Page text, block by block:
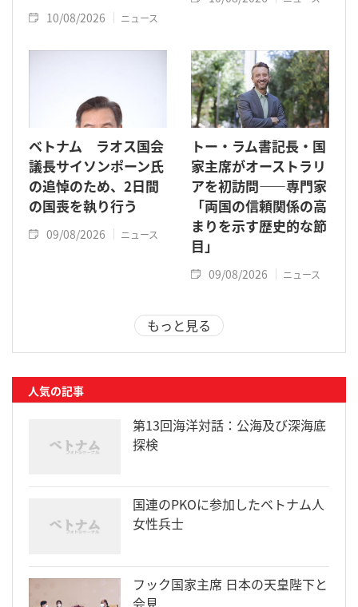
10/08/2026 ニュース
ベトナム ラオス国会
議長サイソンポーン氏
の追悼のため、2日間
の国喪を執り行う
09/08/2026 ニュース
トー・ラム書記長・国
家主席がオーストラリ
アを初訪問――専門家
「両国の信頼関係の高
まりを示す歴史的な節
目」
09/08/2026 ニュース
もっと見る
人気の記事
第13回海洋対話：公海及び深海底
探検
国連のPKOに参加したベトナム人
女性兵士
フック国家主席 日本の天皇陛下と
会見